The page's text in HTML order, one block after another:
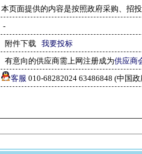
本页面提供的内容是按照政府采购、招
-
附件下载 我要投标
有意向的供应商需上网注册成为供应商
客服 010-68282024 63486848 (中国